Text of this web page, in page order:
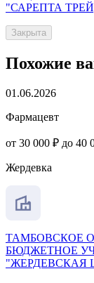
"САРЕПТА
Закрыта
Похожие
01.06.2026
Фармацевт
от 30 000 ₽ до 40
Жердевка
ТАМБОВСКОЕ
БЮДЖЕТНОЕ
"ЖЕРДЕВСКАЯ